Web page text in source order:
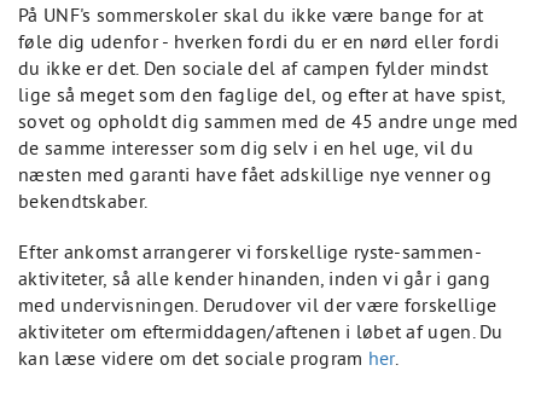
På UNF's sommerskoler skal du ikke være bange for at
føle dig udenfor - hverken fordi du er en nørd eller fordi
du ikke er det. Den sociale del af campen fylder mindst
lige så meget som den faglige del, og efter at have spist,
sovet og opholdt dig sammen med de 45 andre unge med
de samme interesser som dig selv i en hel uge, vil du
næsten med garanti have fået adskillige nye venner og
bekendtskaber.
Efter ankomst arrangerer vi forskellige ryste-sammen-
aktiviteter, så alle kender hinanden, inden vi går i gang
med undervisningen. Derudover vil der være forskellige
aktiviteter om eftermiddagen/aftenen i løbet af ugen. Du
kan læse videre om det sociale program her.